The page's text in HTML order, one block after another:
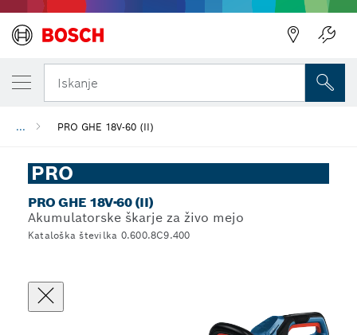
Iskanje
... PRO GHE 18V-60 (II)
PRO
PRO GHE 18V-60 (II)
Akumulatorske škarje za živo mejo
Kataloška številka 0.600.8C9.400